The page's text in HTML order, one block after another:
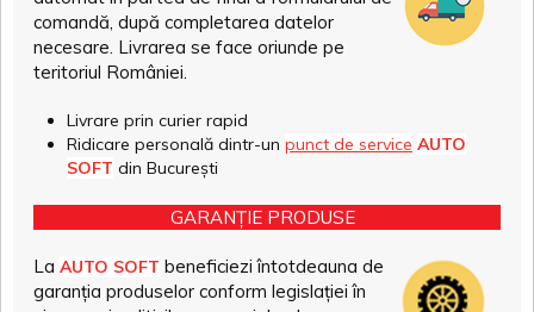
comandă, după completarea datelor
necesare. Livrarea se face oriunde pe
teritoriul României.
Livrare prin curier rapid
Ridicare personală dintr-un punct de service AUTO
SOFT din București
GARANȚIE PRODUSE
La AUTO SOFT beneficiezi întotdeauna de
garanția produselor conform legislației în